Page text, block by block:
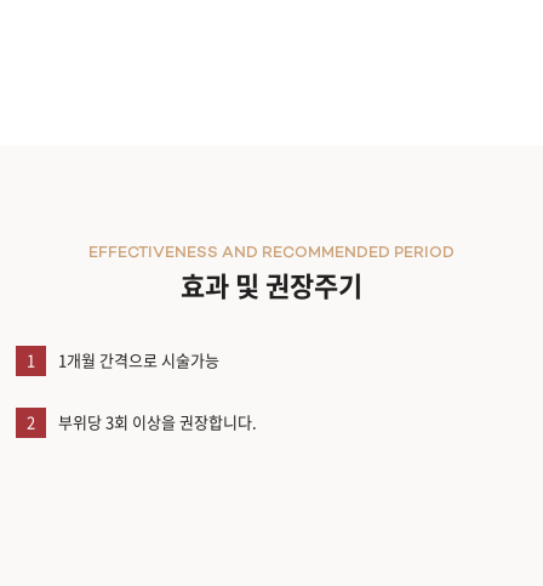
효과 및 권장주기
EFFECTIVENESS AND RECOMMENDED PERIOD
1 1개월 간격으로 시술가능
2 부위당 3회 이상을 권장합니다.